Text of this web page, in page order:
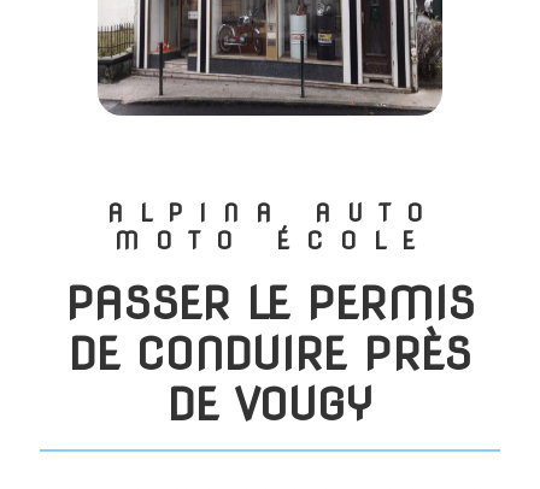
ALPINA AUTO
MOTO ÉCOLE
PASSER LE PERMIS
DE CONDUIRE PRÈS
DE VOUGY